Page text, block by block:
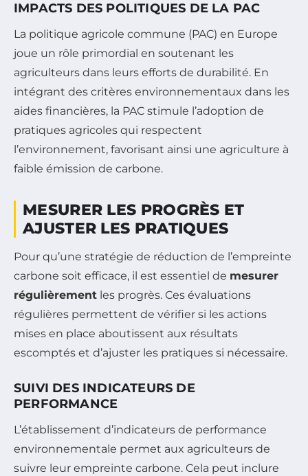
IMPACTS DES POLITIQUES DE LA PAC
La politique agricole commune (PAC) en Europe
joue un rôle primordial en soutenant les
agriculteurs dans leurs efforts de durabilité. En
intégrant des critères environnementaux dans les
aides financières, la PAC stimule l’adoption de
pratiques agricoles qui respectent
l’environnement, favorisant ainsi une agriculture à
faible émission de carbone.
MESURER LES PROGRÈS ET
AJUSTER LES PRATIQUES
Pour qu’une stratégie de réduction de l’empreinte
carbone soit efficace, il est essentiel de mesurer
régulièrement les progrès. Ces évaluations
régulières permettent de vérifier si les actions
mises en place aboutissent aux résultats
escomptés et d’ajuster les pratiques si nécessaire.
SUIVI DES INDICATEURS DE
PERFORMANCE
L’établissement d’indicateurs de performance
environnementale permet aux agriculteurs de
suivre leur empreinte carbone. Cela peut inclure